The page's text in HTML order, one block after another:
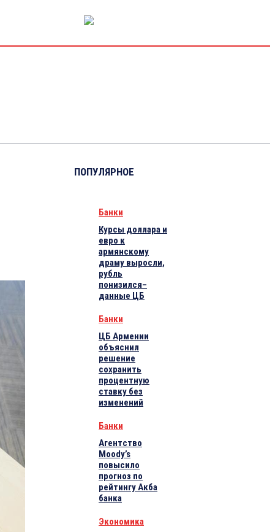
ПОПУЛЯРНОЕ
Банки
Курсы доллара и
евро к
армянскому
драму выросли,
рубль
понизился–
данные ЦБ
Банки
ЦБ Армении
объяснил
решение
сохранить
процентную
ставку без
изменений
Банки
Агентство
Moody’s
повысило
прогноз по
рейтингу Акба
банка
Экономика